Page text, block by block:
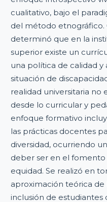
cualitativo, bajo el
del método etnográfico.
determinó que en la
superior existe un
una política de calidad
situación de
realidad universitaria no
desde lo curricular y
enfoque formativo
las prácticas docentes
diversidad, ocurriendo
deber ser en el fomento
equidad. Se realizó en
aproximación teórica de
inclusión de estudiantes